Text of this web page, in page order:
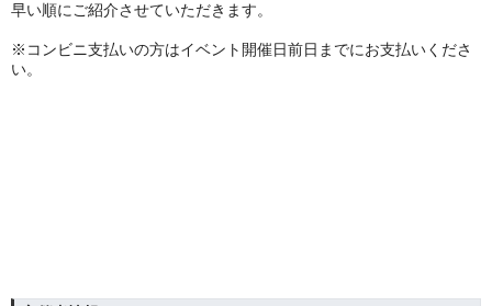
早い順にご紹介させていただきます。
※コンビニ支払いの方はイベント開催日前日までにお支払いくださ
い。